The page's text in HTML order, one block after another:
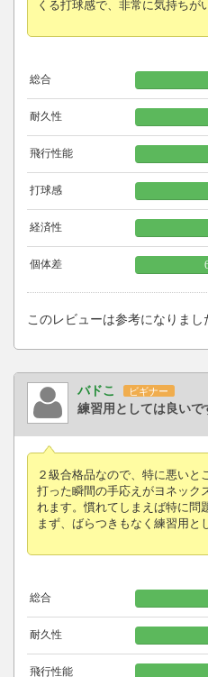
くる打球感で、非常に気持ちが
総合
耐久性
飛行性能
打球感
経済性
個体差
このレビューは参考になりまし
バドこ ビギナー
練習用としては良いで
２級合格品なので、特に悪いと
打った瞬間の手応えがヨネック
れます。慣れてしまえば特に問
まず、ばらつきもなく練習用と
総合
耐久性
飛行性能